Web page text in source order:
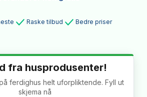
Raske tilbud Bedre priser
fra husprodusenter!
ferdighus helt uforpliktende. Fyll ut
skjema nå